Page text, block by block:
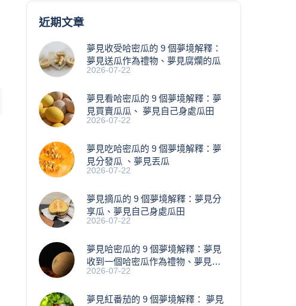
近期文章
夢見收受哈密瓜的 9 個夢境解釋：
夢見送瓜作為禮物、夢見腐爛的瓜
2026-07-22
夢見看哈密瓜的 9 個夢境解釋：夢
見買賣瓜瓜、 夢見自己身處瓜田
2026-07-22
夢見吃哈密瓜的 9 個夢境解釋：夢
見分發瓜 、夢見丟瓜
2026-07-22
夢見摘瓜的 9 個夢境解釋：夢見分
享瓜、夢見自己身處瓜田
2026-07-22
夢見哈密瓜的 9 個夢境解釋：夢見
收到一個哈密瓜作為禮物、夢見買
瓜
2026-07-22
夢見紅番茄的 9 個夢境解釋： 夢見